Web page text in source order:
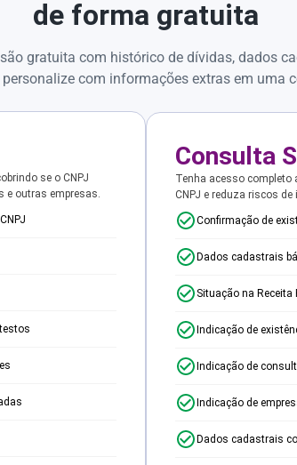
de forma gratuita
gratuita com histórico de dívidas, dados
com informações extras em uma
se o CNPJ
outras empresas.
Consulta
Tenha acesso
CNPJ e reduza riscos de
Confirmação de
Dados cadastrais
Situação na Receita
Indicação de
Indicação de
Indicação de
Dados cadastrais